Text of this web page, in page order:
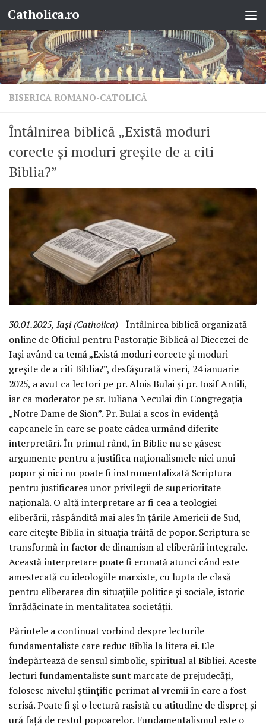
Skip to content
Catholica.ro
BISERICA ROMANO-CATOLICĂ
Întâlnirea biblică „Există moduri
corecte și moduri greșite de a citi
Biblia?”
30.01.2025, Iași (Catholica)- Întâlnirea biblică organizată
online de Oficiul pentru Pastorație Biblică al Diecezei de
Iași având ca temă „Există moduri corecte și moduri
greșite de a citi Biblia?”, desfășurată vineri, 24 ianuarie
2025, a avut ca lectori pe pr. Alois Bulai și pr. Iosif Antili,
iar ca moderator pe sr. Iuliana Neculai din Congregația
„Notre Dame de Sion”. Pr. Bulai a scos în evidență
capcanele în care se poate cădea urmând diferite
interpretări. În primul rând, în Biblie nu se găsesc
argumente pentru a justifica naționalismele nici unui
popor și nici nu poate fi instrumentalizată Scriptura
pentru justificarea unor privilegii de superioritate
națională. O altă interpretare ar fi cea a teologiei
eliberării, răspândită mai ales în țările Americii de Sud,
care citește Biblia în situația trăită de popor. Scriptura se
transformă în factor de dinamism al eliberării integrale.
Această interpretare poate fi eronată atunci când este
amestecată cu ideologiile marxiste, cu lupta de clasă
pentru eliberarea din situațiile politice și sociale, istoric
înrădăcinate in mentalitatea societății.
Părintele a continuat vorbind despre lecturile
fundamentaliste care reduc Biblia la litera ei. Ele
îndepărtează de sensul simbolic, spiritual al Bibliei. Aceste
lecturi fundamentaliste sunt marcate de prejudecăți,
folosesc nivelul științific perimat al vremii în care a fost
scrisă. Poate fi și o lectură rasistă cu atitudine de dispreț și
ură față de restul popoarelor. Fundamentalismul este o